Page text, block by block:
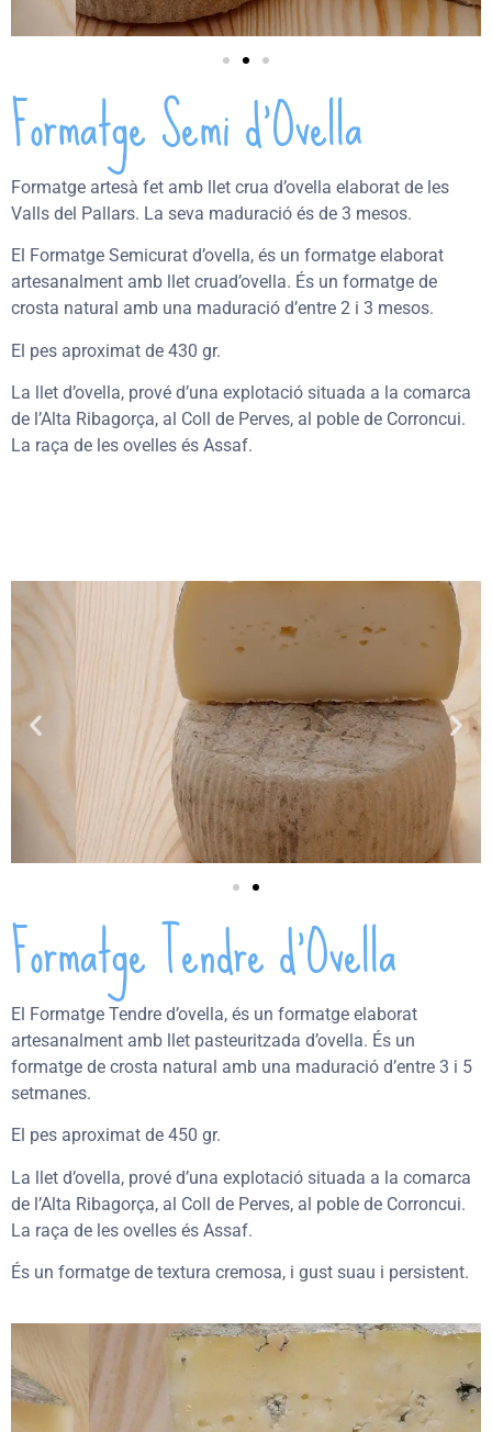
Formatge Semi d’Ovella
Formatge artesà fet amb llet crua d’ovella elaborat de les
Valls del Pallars. La seva maduració és de 3 mesos.
El Formatge Semicurat d’ovella, és un formatge elaborat
artesanalment amb llet cruad’ovella. És un formatge de
crosta natural amb una maduració d’entre 2 i 3 mesos.
El pes aproximat de 430 gr.
La llet d’ovella, prové d’una explotació situada a la comarca
de l’Alta Ribagorça, al Coll de Perves, al poble de Corroncui.
La raça de les ovelles és Assaf.
Formatge Tendre d’Ovella
El Formatge Tendre d’ovella, és un formatge elaborat
artesanalment amb llet pasteuritzada d’ovella. És un
formatge de crosta natural amb una maduració d’entre 3 i 5
setmanes.
El pes aproximat de 450 gr.
La llet d’ovella, prové d’una explotació situada a la comarca
de l’Alta Ribagorça, al Coll de Perves, al poble de Corroncui.
La raça de les ovelles és Assaf.
És un formatge de textura cremosa, i gust suau i persistent.